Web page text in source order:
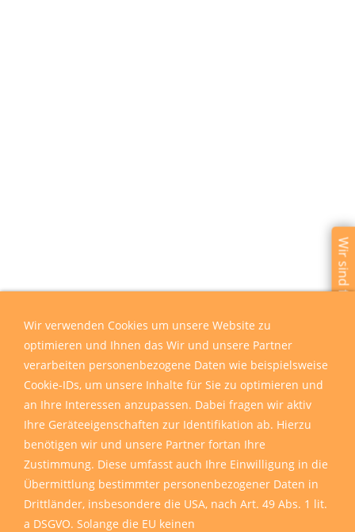
Wir sind für Sie da
Wir verwenden Cookies um unsere Website zu
optimieren und Ihnen das Wir und unsere Partner
verarbeiten personenbezogene Daten wie beispielsweise
Cookie-IDs, um unsere Inhalte für Sie zu optimieren und
an Ihre Interessen anzupassen. Dabei fragen wir aktiv
Ihre Geräteeigenschaften zur Identifikation ab. Hierzu
benötigen wir und unsere Partner fortan Ihre
Zustimmung. Diese umfasst auch Ihre Einwilligung in die
Übermittlung bestimmter personenbezogener Daten in
Drittländer, insbesondere die USA, nach Art. 49 Abs. 1 lit.
a DSGVO. Solange die EU keinen